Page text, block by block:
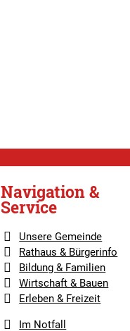
Navigation &
Service
Unsere Gemeinde
Rathaus & Bürgerinfo
Bildung & Familien
Wirtschaft & Bauen
Erleben & Freizeit
Im Notfall